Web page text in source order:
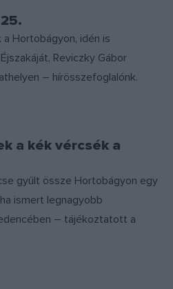
Hortobágyon, idén is
Reviczky Gábor
– hírösszefoglalónk.
a kék vércsék a
gyűlt össze Hortobágyon egy
ismert legnagyobb
– tájékoztatott a